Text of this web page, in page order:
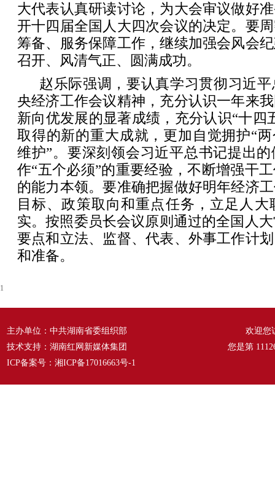
大代表认真研读讨论，为大会审议做好
开十四届全国人大四次会议的决定。要
筹备、服务保障工作，继续加强会风会
召开、风清气正、圆满成功。
赵乐际强调，要认真学习贯彻习近
央经济工作会议精神，充分认识一年来
新向优发展的显著成绩，充分认识“十四
取得的新的重大成就，更加自觉拥护“
维护”。要深刻领会习近平总书记提出
作“五个必须”的重要经验，不断增强干
的能力本领。要准确把握做好明年经济
目标、政策取向和重点任务，立足人
实。按照委员长会议原则通过的全国人
要点和立法、监督、代表、外事工作计
和准备。
1
主办单位：中共湖南省委组织部
技术支持：湖南红网新媒体集团
ICP备案号： 湘ICP备17016663号-1
欢迎您
您是第